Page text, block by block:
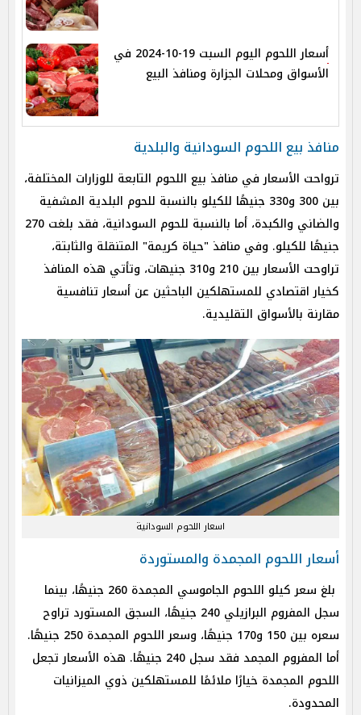
أسعار اللحوم اليوم السبت 19-10-2024 في
الأسواق ومحلات الجزارة ومنافذ البيع
منافذ بيع اللحوم السودانية والبلدية
ترواحت الأسعار في منافذ بيع اللحوم التابعة للوزارات المختلفة،
بين 300 و330 جنيهًا للكيلو بالنسبة للحوم البلدية المشفية
والضاني والكبدة، أما بالنسبة للحوم السودانية، فقد بلغت 270
جنيهًا للكيلو. وفي منافذ "حياة كريمة" المتنقلة والثابتة،
تراوحت الأسعار بين 210 و310 جنيهات، وتأتي هذه المنافذ
كخيار اقتصادي للمستهلكين الباحثين عن أسعار تنافسية
مقارنة بالأسواق التقليدية.
اسعار اللحوم السودانية
أسعار اللحوم المجمدة والمستوردة
بلغ سعر كيلو اللحوم الجاموسي المجمدة 260 جنيهًا، بينما
سجل المفروم البرازيلي 240 جنيهًا، السجق المستورد تراوح
سعره بين 150 و170 جنيهًا، وسعر اللحوم المجمدة 250 جنيهًا.
أما المفروم المجمد فقد سجل 240 جنيهًا. هذه الأسعار تجعل
اللحوم المجمدة خيارًا ملائمًا للمستهلكين ذوي الميزانيات
المحدودة.